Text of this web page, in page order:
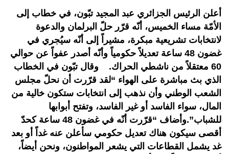
أعلن الرئيس الجزائري عبد المجيد تبّون، في خطاب إلى
الأمّة مساء الخميس، أنّه قرّر حلّ البرلمان والدعوة
لانتخابات تشريعية مبكرة، مشيراً إلى أنّه سيُجري في
غضون 48 ساعة تعديلاً حكومياً وأنّه أصدر عفواً عن حوالي
60 معتقلاً من ناشطي الحراك. وقال تبّون في الخطاب
الذي بث مباشرة على الهواء “لقد قرّرت أن نحلّ مجلس
الشعب الوطني وأن نذهب إلى انتخابات ستكون خالية من
المال، سواء الفاسد أو غير الفاسد، وتفتح أبوابها
للشباب”.وأضاف “قرّرت أنّه في غضون 48 ساعة كحدّ
أقصى سيكون هناك تعديل حكومي سأعلن عنه غداً أو بعد
غد يشمل القطاعات التي يشعر المواطنون، ونحن أيضاً،